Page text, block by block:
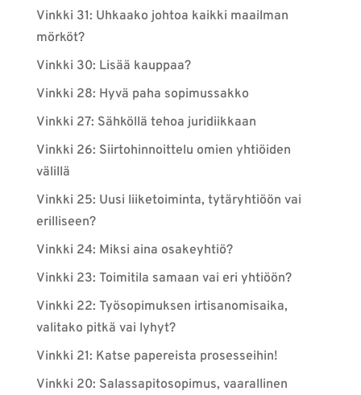
Vinkki 31: Uhkaako johtoa kaikki maailman
mörköt?
Vinkki 30: Lisää kauppaa?
Vinkki 28: Hyvä paha sopimussakko
Vinkki 27: Sähköllä tehoa juridiikkaan
Vinkki 26: Siirtohinnoittelu omien yhtiöiden
välillä
Vinkki 25: Uusi liiketoiminta, tytäryhtiöön vai
erilliseen?
Vinkki 24: Miksi aina osakeyhtiö?
Vinkki 23: Toimitila samaan vai eri yhtiöön?
Vinkki 22: Työsopimuksen irtisanomisaika,
valitako pitkä vai lyhyt?
Vinkki 21: Katse papereista prosesseihin!
Vinkki 20: Salassapitosopimus, vaarallinen